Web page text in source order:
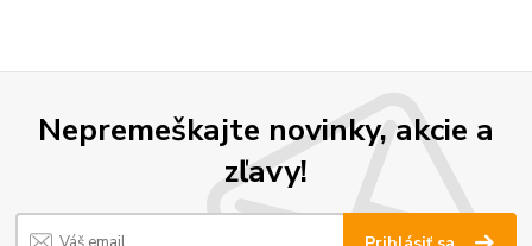
Nepremeškajte novinky, akcie a
zľavy!